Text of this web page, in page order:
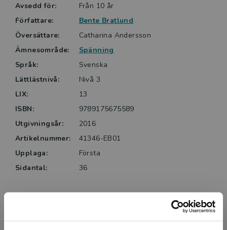
Avsedd för:
Från 10 år
Författare:
Bente Bratlund
Översättare:
Catharina Andersson
Ämnesområde:
Spänning
Språk:
Svenska
Lättlästnivå:
Nivå 3
LIX:
13
ISBN:
9789175675589
Utgivningsår:
2016
Artikelnummer:
41346-EB01
Upplaga:
Första
Sidantal:
36